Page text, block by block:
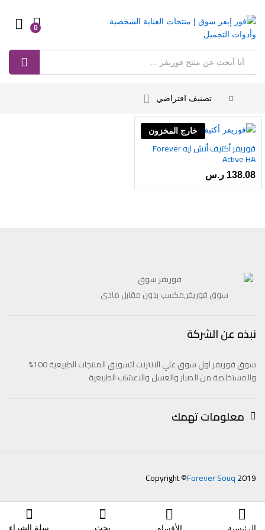
0
تصنيف افتراضي
خارج المخزون
أضف
رغبات
فوريفر أكتيف أتش ايه Forever
Active HA
138.08 ر.س
سوق فوريفر,مكسب بدون مقابل مادى
نبذه عن الشركة
سوق فوريفر اول سوق علي الانترنت لتسويق المنتجات الطبيعية 100%
والمستخلصة من الصبار والعسل والاعشاب الطبيعية
معلومات تهمك
Copyright ©Forever Souq2019
بحث سلة الشراء